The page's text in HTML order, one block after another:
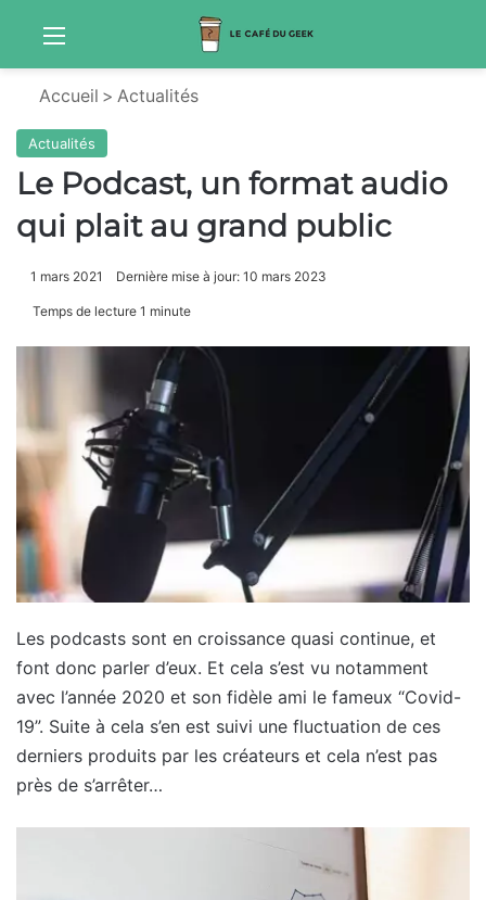
Menu
Accueil > Actualités
Actualités
Le Podcast, un format audio
qui plait au grand public
1 mars 2021 Dernière mise à jour: 10 mars 2023
Temps de lecture 1 minute
Les podcasts sont en croissance quasi continue, et
font donc parler d’eux. Et cela s’est vu notamment
avec l’année 2020 et son fidèle ami le fameux “Covid-
19”. Suite à cela s’en est suivi une fluctuation de ces
derniers produits par les créateurs et cela n’est pas
près de s’arrêter…